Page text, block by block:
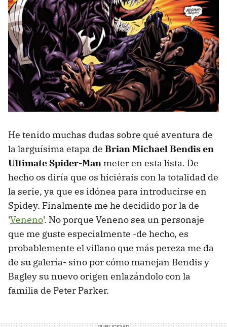
He tenido muchas dudas sobre qué aventura de
la larguísima etapa de Brian Michael Bendis en
Ultimate Spider-Man meter en esta lista. De
hecho os diría que os hiciérais con la totalidad de
la serie, ya que es idónea para introducirse en
Spidey. Finalmente me he decidido por la de
'Veneno'. No porque Veneno sea un personaje
que me guste especialmente -de hecho, es
probablemente el villano que más pereza me da
de su galería- sino por cómo manejan Bendis y
Bagley su nuevo origen enlazándolo con la
familia de Peter Parker.